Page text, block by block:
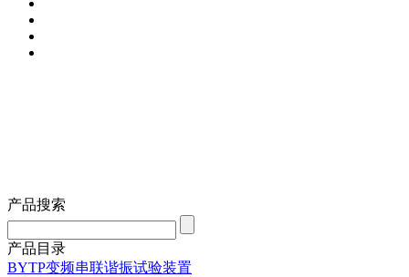
产品搜索
产品目录
BYTP变频串联谐振试验装置